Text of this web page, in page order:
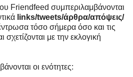
Friendfeed συμπεριλαμβάνονται
links/tweets/άρθρα/απόψεις/
τόσο σήμερα όσο και τις
με την εκλογική
οι ενότητες: